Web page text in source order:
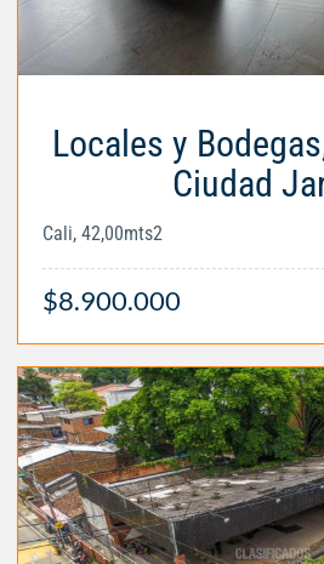
Locales y
Ciudad
Cali, 42,00mts2
$8.900.000